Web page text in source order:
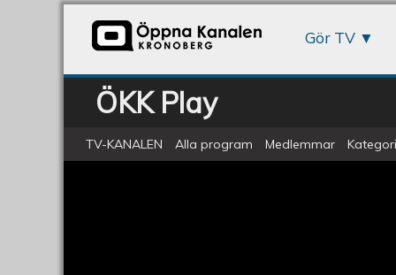
Gör TV
ÖKK Play
TV-KANALEN Alla program Medlemmar